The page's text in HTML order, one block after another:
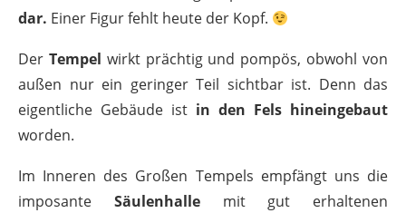
dar. Einer Figur fehlt heute der Kopf.
Der Tempel wirkt prächtig und pompös, obwohl von
außen nur ein geringer Teil sichtbar ist. Denn das
eigentliche Gebäude ist in den Fels hineingebaut
worden.
Im Inneren des Großen Tempels empfängt uns die
imposante Säulenhallemit gut erhaltenen